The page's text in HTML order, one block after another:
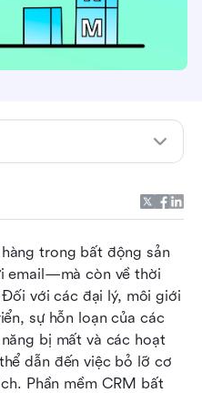
trong bất động sản
email—mà còn về thời
với các đại lý, môi giới
sự hỗn loạn của các
bị mất và các hoạt
dẫn đến việc bỏ lỡ cơ
Phần mềm CRM bất
trong bất động sản
chúng tôi
CRM bất động sản
sản tốt nhất vào năm
nghiệp bất động